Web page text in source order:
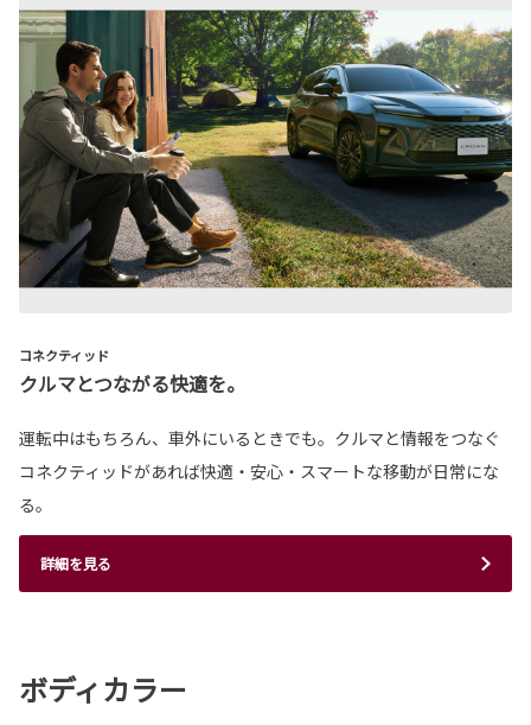
コネクティッド
クルマとつながる快適を。
運転中はもちろん、車外にいるときでも。クルマと情報をつなぐ
コネクティッドがあれば快適・安心・スマートな移動が日常にな
る。
詳細を見る
ボディカラー